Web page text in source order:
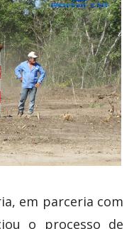
em parceria com
o processo de